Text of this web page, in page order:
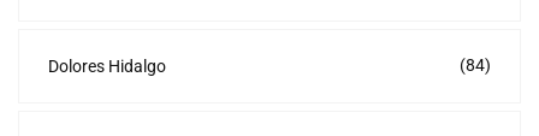
Dolores Hidalgo (84)